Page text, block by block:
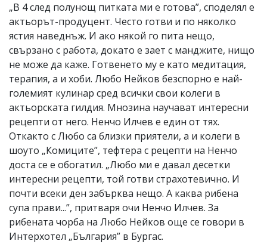
„В 4 след полунощ питката ми е готова”, споделял е
актьорът-продуцент. Често готви и по няколко
ястия наведнъж. И ако някой го пита нещо,
свързано с работа, докато е зает с манджите, нищо
не може да каже. Готвенето му е като медитация,
терапия, а и хоби. Любо Нейков безспорно е най-
големият кулинар сред всички свои колеги в
актьорската гилдия. Мнозина научават интересни
рецепти от него. Ненчо Илчев е един от тях.
Откакто с Любо са близки приятели, а и колеги в
шоуто „Комиците”, тефтера с рецепти на Ненчо
доста се е обогатил. „Любо ми е давал десетки
интересни рецепти, той готви страхотевично. И
почти всеки ден забърква нещо. А каква рибена
супа прави...”, притваря очи Ненчо Илчев. За
рибената чорба на Любо Нейков още се говори в
Интерхотел „България” в Бургас.